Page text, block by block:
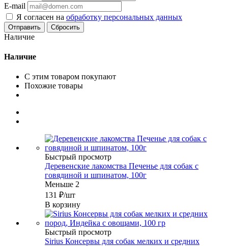
E-mail
Я согласен на обработку персональных данных
Сбросить
Наличие
Наличие
С этим товаром покупают
Похожие товары
Быстрый просмотр
Деревенские лакомства Печенье для собак с
говядиной и шпинатом, 100г
Меньше 2
131 ₽/шт
В корзину
Быстрый просмотр
Sirius Консервы для собак мелких и средних